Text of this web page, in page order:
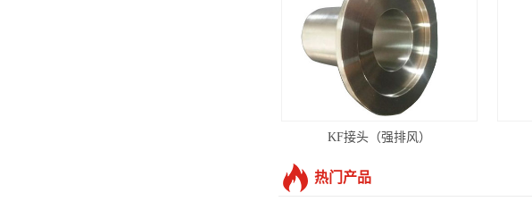
KF接头（强排风）
热门产品